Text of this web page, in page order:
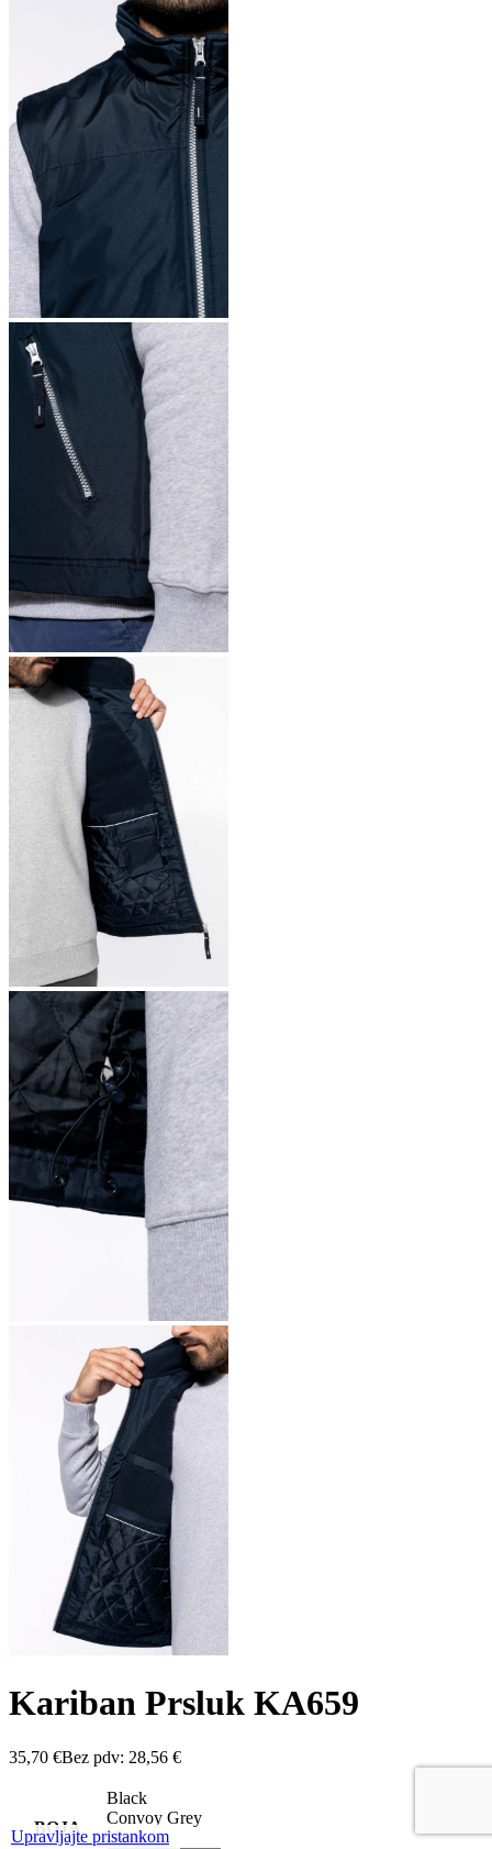
Kariban Prsluk KA659
35,70 €Bez pdv: 28,56 €
BOJA
Black
Convoy Grey
Navy
Upravljajte pristankom